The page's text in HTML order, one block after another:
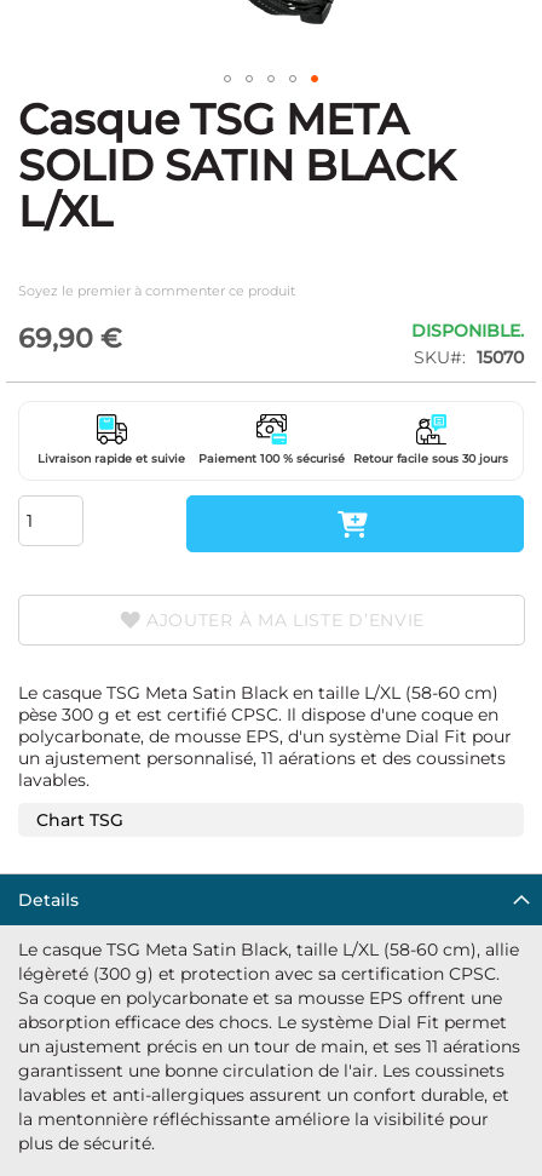
Skip
to
the
beginning
the
Casque TSG META
SOLID SATIN BLACK
L/XL
Soyez le premier à commenter ce produit
69,90 €
DISPONIBLE.
SKU
15070
Livraison rapide et suivie Paiement 100 % sécurisé Retour facile sous 30 jours
AJOUTER À MA LISTE D’ENVIE
Le casque TSG Meta Satin Black en taille L/XL (58-60 cm)
pèse 300 g et est certifié CPSC. Il dispose d'une coque en
polycarbonate, de mousse EPS, d'un système Dial Fit pour
un ajustement personnalisé, 11 aérations et des coussinets
lavables.
Chart TSG
Details
Le casque TSG Meta Satin Black, taille L/XL (58-60 cm), allie
légèreté (300 g) et protection avec sa certification CPSC.
Sa coque en polycarbonate et sa mousse EPS offrent une
absorption efficace des chocs. Le système Dial Fit permet
un ajustement précis en un tour de main, et ses 11 aérations
garantissent une bonne circulation de l'air. Les coussinets
lavables et anti-allergiques assurent un confort durable, et
la mentonnière réfléchissante améliore la visibilité pour
plus de sécurité.